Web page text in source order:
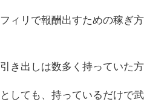
ィリで報酬出すための稼ぎ
き出しは数多く持っていた
しても、持っているだけで